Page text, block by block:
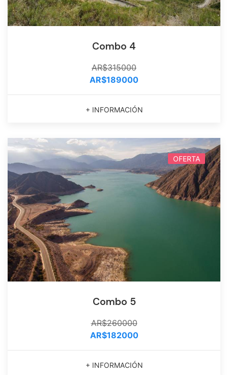
Combo 4
AR$315000
AR$189000
+ INFORMACIÓN
OFERTA
Combo 5
AR$260000
AR$182000
+ INFORMACIÓN